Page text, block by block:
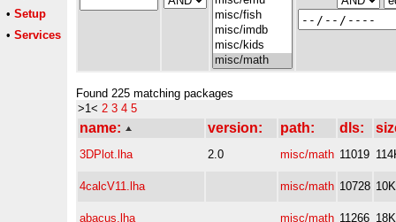
• Setup
• Services
Found 225 matching packages
>1< 2 3 4 5
name: version: path: dls:
3DPlot.lha 2.0 misc/math 11019
4calcV11.lha misc/math 10728 10K
abacus.lha misc/math 11266 18K